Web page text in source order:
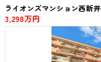
ライオンズマンション西新井
3,298万円